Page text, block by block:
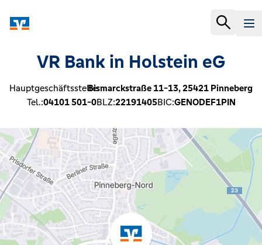
VR Bank in Holstein eG
Hauptgeschäftsstelle:Bismarckstraße 11-13,25421 Pinneberg
Tel.:04101 501-0BLZ:22191405BIC:GENODEF1PIN